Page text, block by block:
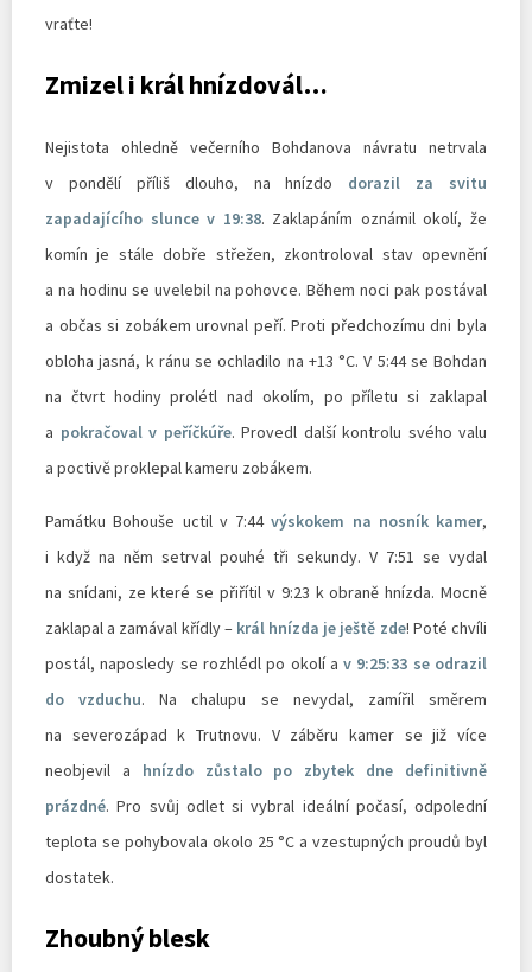
vraťte!
Zmizel i král hnízdovál…
Nejistota ohledně večerního Bohdanova návratu netrvala
v pondělí příliš dlouho, na hnízdo dorazil za svitu
zapadajícího slunce v 19:38. Zaklapáním oznámil okolí, že
komín je stále dobře střežen, zkontroloval stav opevnění
a na hodinu se uvelebil na pohovce. Během noci pak postával
a občas si zobákem urovnal peří. Proti předchozímu dni byla
obloha jasná, k ránu se ochladilo na +13 °C. V 5:44 se Bohdan
na čtvrt hodiny prolétl nad okolím, po příletu si zaklapal
a pokračoval v peříčkúře. Provedl další kontrolu svého valu
a poctivě proklepal kameru zobákem.
Památku Bohouše uctil v 7:44výskokem na nosník kamer,
i když na něm setrval pouhé tři sekundy. V 7:51 se vydal
na snídani, ze které se přiřítil v 9:23 k obraně hnízda. Mocně
zaklapal a zamával křídly – král hnízda je ještě zde! Poté chvíli
postál, naposledy se rozhlédl po okolí av 9:25:33 se odrazil
do vzduchu. Na chalupu se nevydal, zamířil směrem
na severozápad k Trutnovu. V záběru kamer se již více
neobjevil a hnízdo zůstalo po zbytek dne definitivně
prázdné. Pro svůj odlet si vybral ideální počasí, odpolední
teplota se pohybovala okolo 25 °C a vzestupných proudů byl
dostatek.
Zhoubný blesk